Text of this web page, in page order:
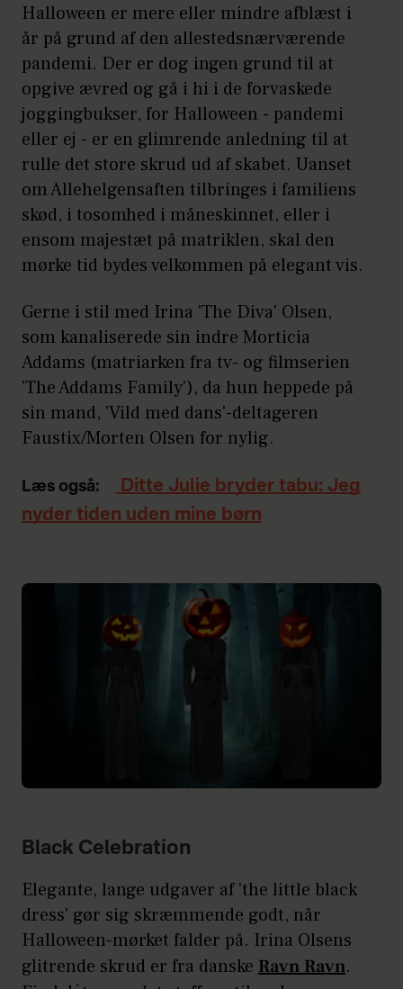
Halloween er mere eller mindre afblæst i
år på grund af den allestedsnærværende
pandemi. Der er dog ingen grund til at
opgive ævred og gå i hi i de forvaskede
joggingbukser, for Halloween - pandemi
eller ej - er en glimrende anledning til at
rulle det store skrud ud af skabet. Uanset
om Allehelgensaften tilbringes i familiens
skød, i tosomhed i måneskinnet, eller i
ensom majestæt på matriklen, skal den
mørke tid bydes velkommen på elegant vis.
Gerne i stil med Irina 'The Diva' Olsen,
som kanaliserede sin indre Morticia
Addams (matriarken fra tv- og filmserien
'The Addams Family'), da hun heppede på
sin mand, 'Vild med dans'-deltageren
Faustix/Morten Olsen for nylig.
Læs også:
Ditte Julie bryder tabu: Jeg
nyder tiden uden mine børn
Black Celebration
Elegante, lange udgaver af 'the little black
dress' gør sig skræmmende godt, når
Halloween-mørket falder på. Irina Olsens
glitrende skrud er fra danske Ravn Ravn.